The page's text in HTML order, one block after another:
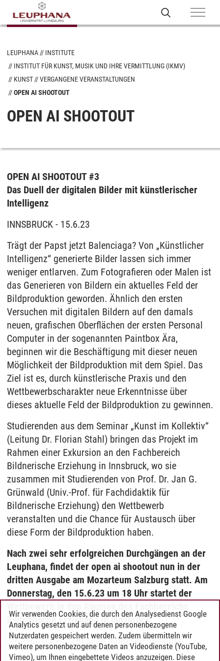
LEUPHANA
INSTITUTE
INSTITUT FÜR KUNST, MUSIK UND IHRE VERMITTLUNG (IKMV)
KUNST
VERGANGENE VERANSTALTUNGEN
OPEN AI SHOOTOUT
OPEN AI SHOOTOUT
OPEN AI SHOOTOUT #3
Das Duell der digitalen Bilder mit künstlerischer
Intelligenz
INNSBRUCK - 15.6.23
Trägt der Papst jetzt Balenciaga? Von „Künstlicher
Intelligenz“ generierte Bilder lassen sich immer
weniger entlarven. Zum Fotografieren oder Malen ist
das Generieren von Bildern ein aktuelles Feld der
Bildproduktion geworden. Ähnlich den ersten
Versuchen mit digitalen Bildern auf den damals
neuen, grafischen Oberflächen der ersten Personal
Computer in der sogenannten Paintbox Ära,
beginnen wir die Beschäftigung mit dieser neuen
Möglichkeit der Bildproduktion mit dem Spiel. Das
Ziel ist es, durch künstlerische Praxis und den
Wettbewerbscharakter neue Erkenntnisse über
dieses aktuelle Feld der Bildproduktion zu gewinnen.
Studierenden aus dem Seminar „Kunst im Kollektiv“
(Leitung Dr. Florian Stahl) bringen das Projekt im
Rahmen einer Exkursion an den Fachbereich
Bildnerische Erziehung in Innsbruck, wo sie
zusammen mit Studierenden von Prof. Dr. Jan G.
Grünwald (Univ.-Prof. für Fachdidaktik für
Bildnerische Erziehung) den Wettbewerb
veranstalten und die Chance für Austausch über
diese Form der Bildproduktion haben.
Nach zwei sehr erfolgreichen Durchgängen an der
Leuphana, findet der open ai shootout nun in der
dritten Ausgabe am Mozarteum Salzburg statt. Am
Donnerstag, den 15.6.23 um 18 Uhr startet der
Bildnerische Erziehung in Innsbruck.
Die Teilnahme steht allen Interessierten offen.
Wir verwenden Cookies, die durch den Analysedienst Google
Analytics gesetzt und auf denen personenbezogene
Nutzerdaten gespeichert werden. Zudem übermitteln wir
weitere personenbezogene Daten an Videodienste (YouTube,
Vimeo), um Ihnen eingebettete Videos anzuzeigen. Diese